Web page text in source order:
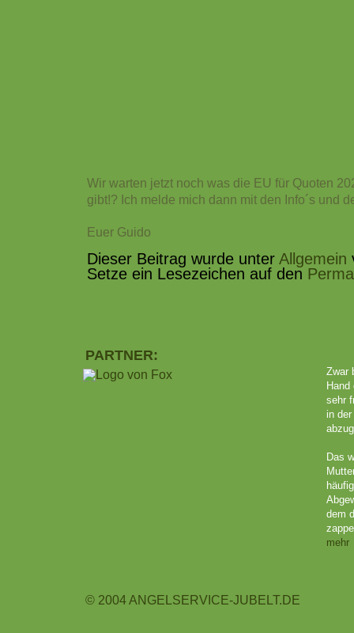
Wir warten jetzt noch was die EU für Quoten
gibt!? Ich melde mich dann mit den Info´s und
Euer Guido
Dieser Beitrag wurde unter Allgemein
Setze ein Lesezeichen auf den
PARTNER:
Zwar
sehr
in
Das
dem
mehr
© 2004 ANGELSERVICE-JUBELT.DE